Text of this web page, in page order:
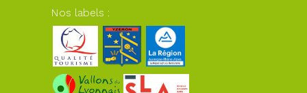
Nos labels :